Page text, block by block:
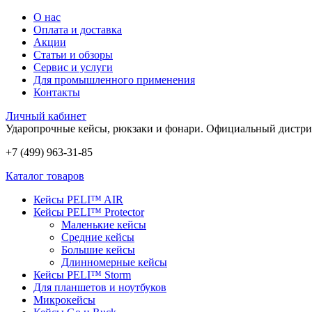
О нас
Оплата и доставка
Акции
Статьи и обзоры
Сервис и услуги
Для промышленного применения
Контакты
Личный кабинет
Ударопрочные кейсы, рюкзаки и фонари. Официальный
+7 (499) 963-31-85
Каталог товаров
Кейсы PELI™ AIR
Кейсы PELI™ Protector
Маленькие кейсы
Средние кейсы
Большие кейсы
Длинномерные кейсы
Кейсы PELI™ Storm
Для планшетов и ноутбуков
Микрокейсы